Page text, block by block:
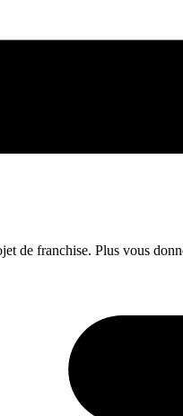
de franchise. Plus vous